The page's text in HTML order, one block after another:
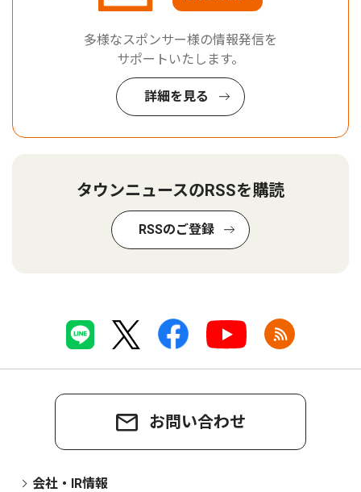
多様なスポンサー様の情報発信を
サポートいたします。
詳細を見る
タウンニュースのRSSを購読
RSSのご登録
お問い合わせ
会社・IR情報